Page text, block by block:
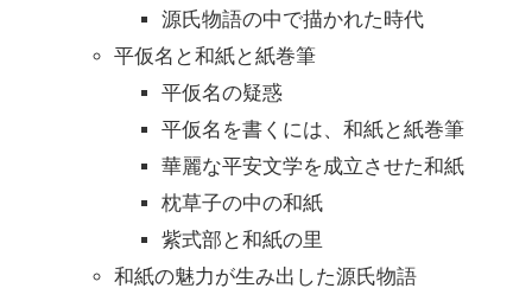
源氏物語の中で描かれた時代
平仮名と和紙と紙巻筆
平仮名の疑惑
平仮名を書くには、和紙と紙巻筆
華麗な平安文学を成立させた和紙
枕草子の中の和紙
紫式部と和紙の里
和紙の魅力が生み出した源氏物語